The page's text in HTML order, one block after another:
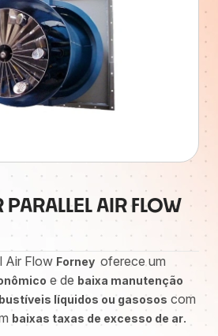
AIR FLOW
Air Flow Forney oferece um
e de baixa manutenção
líquidos ou gasosos com
baixas taxas de excesso de ar.